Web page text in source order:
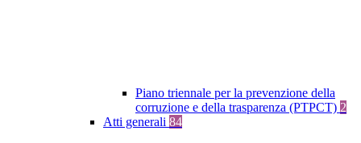
Piano triennale per la prevenzione della
corruzione e della trasparenza (PTPCT) 2
Atti generali 84